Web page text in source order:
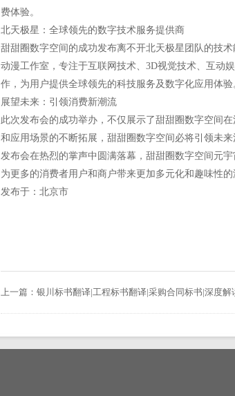
费体验。
北天极星：全球领先的数字技术服务提供商
甜甜圈数字空间的成功发布离不开北天极星团队的技
动漫工作室，专注于互联网技术、3D视觉技术、互动
作，为用户提供全球领先的科技服务及数字化应用体验
展望未来：引领消费新潮流
此次发布会的成功举办，不仅展示了甜甜圈数字空间
和应用场景的不断拓展，甜甜圈数字空间必将引领未
发布会在热烈的掌声中圆满落幕，甜甜圈数字空间元
为更多的消费者用户和商户带来更加多元化和趣味性的
发布于：北京市
上一篇： 银川标书翻译|工程标书翻译|采购合同标书|深度解